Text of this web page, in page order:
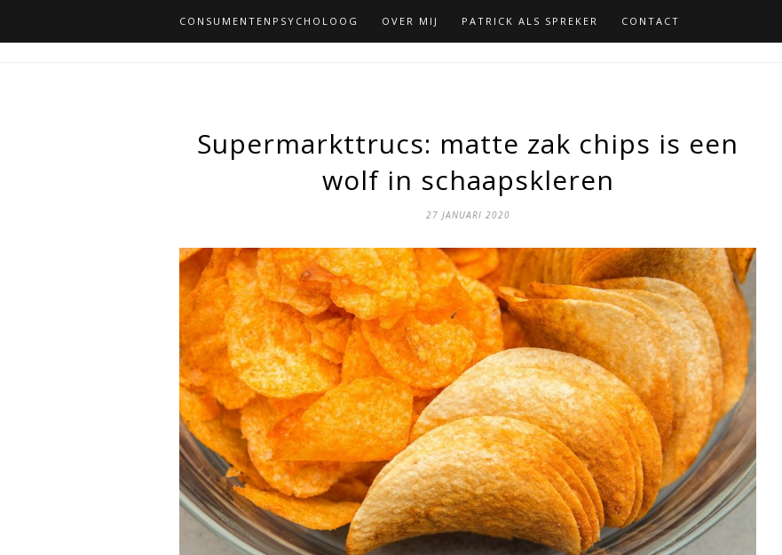
CONSUMENTENPSYCHOLOOG OVER MIJ PATRICK ALS SPREKER CONTACT
Supermarkttrucs: matte zak chips is een
wolf in schaapskleren
27 JANUARI 2020